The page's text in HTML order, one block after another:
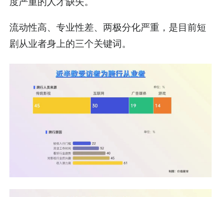
度严重的人才缺失。
流动性高、专业性差、两极分化严重，是目前短
剧从业者身上的三个关键词。